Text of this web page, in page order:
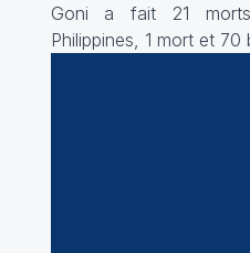
Goni a fait 21
Philippines, 1 mort et